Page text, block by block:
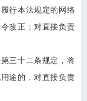
行本法规定的网络
改正；对直接负责
三十二条规定，将
途的，对直接负责